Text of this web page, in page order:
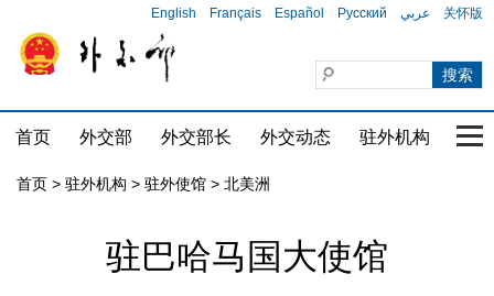
English Français Español Русский عربي 关怀版
首页 外交部 外交部长 外交动态 驻外机构 国
首页 > 驻外机构 > 驻外使馆 > 北美洲
驻巴哈马国大使馆